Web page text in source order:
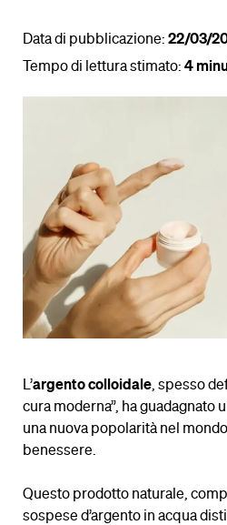
Data di pubblicazione: 22/03/
Tempo di lettura stimato: 4
L’argento colloidale, spesso
cura moderna”, ha guadagnato
una nuova popolarità nel
benessere.
Questo prodotto naturale,
sospese d’argento in acqua